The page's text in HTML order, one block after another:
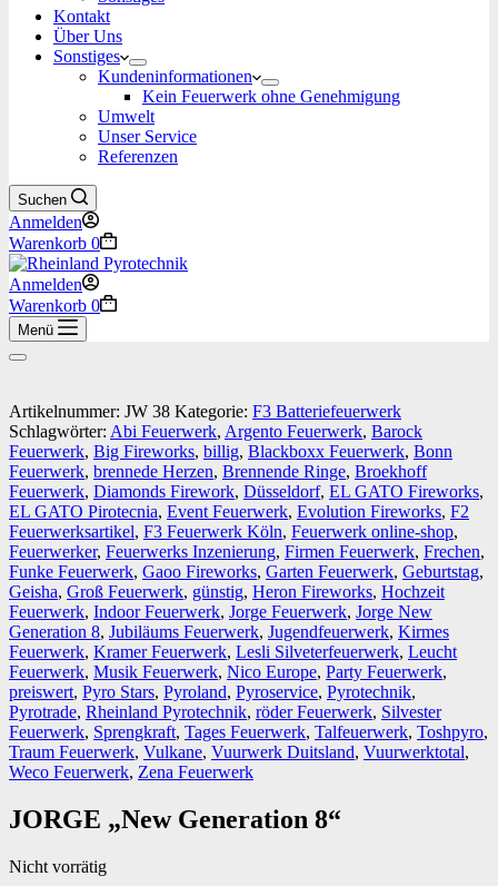
Kontakt
Über Uns
Sonstiges
Kundeninformationen
Kein Feuerwerk ohne Genehmigung
Umwelt
Unser Service
Referenzen
Suchen
Anmelden
Warenkorb 0
Anmelden
Warenkorb 0
Menü
Artikelnummer: JW 38 Kategorie: F3 Batteriefeuerwerk
Schlagwörter: Abi Feuerwerk, Argento Feuerwerk, Barock
Feuerwerk, Big Fireworks, billig, Blackboxx Feuerwerk, Bonn
Feuerwerk, brennede Herzen, Brennende Ringe, Broekhoff
Feuerwerk, Diamonds Firework, Düsseldorf, EL GATO Fireworks,
EL GATO Pirotecnia, Event Feuerwerk, Evolution Fireworks, F2
Feuerwerksartikel, F3 Feuerwerk Köln, Feuerwerk online-shop,
Feuerwerker, Feuerwerks Inzenierung, Firmen Feuerwerk, Frechen,
Funke Feuerwerk, Gaoo Fireworks, Garten Feuerwerk, Geburtstag,
Geisha, Groß Feuerwerk, günstig, Heron Fireworks, Hochzeit
Feuerwerk, Indoor Feuerwerk, Jorge Feuerwerk, Jorge New
Generation 8, Jubiläums Feuerwerk, Jugendfeuerwerk, Kirmes
Feuerwerk, Kramer Feuerwerk, Lesli Silveterfeuerwerk, Leucht
Feuerwerk, Musik Feuerwerk, Nico Europe, Party Feuerwerk,
preiswert, Pyro Stars, Pyroland, Pyroservice, Pyrotechnik,
Pyrotrade, Rheinland Pyrotechnik, röder Feuerwerk, Silvester
Feuerwerk, Sprengkraft, Tages Feuerwerk, Talfeuerwerk, Toshpyro,
Traum Feuerwerk, Vulkane, Vuurwerk Duitsland, Vuurwerktotal,
Weco Feuerwerk, Zena Feuerwerk
JORGE „New Generation 8“
Nicht vorrätig